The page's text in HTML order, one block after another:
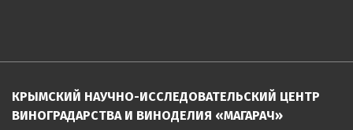
КРЫМСКИЙ НАУЧНО-ИССЛЕДОВАТЕЛЬСКИЙ ЦЕНТР
ВИНОГРАДАРСТВА И ВИНОДЕЛИЯ «МАГАРАЧ»